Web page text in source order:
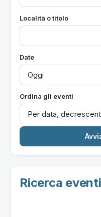
Località o titolo
Date
Ordina gli eventi
Ricerca